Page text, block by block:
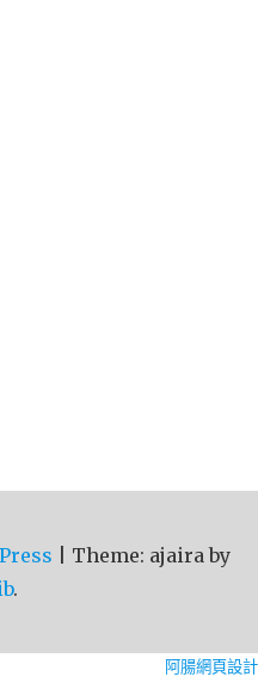
Theme: ajaira by
.
阿腸網頁設計